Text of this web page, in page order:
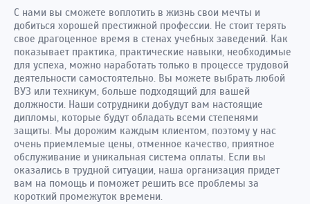
С нами вы сможете воплотить в жизнь свои мечты и
добиться хорошей престижной профессии. Не стоит терять
свое драгоценное время в стенах учебных заведений. Как
показывает практика, практические навыки, необходимые
для успеха, можно наработать только в процессе трудовой
деятельности самостоятельно. Вы можете выбрать любой
ВУЗ или техникум, больше подходящий для вашей
должности. Наши сотрудники добудут вам настоящие
дипломы, которые будут обладать всеми степенями
защиты. Мы дорожим каждым клиентом, поэтому у нас
очень приемлемые цены, отменное качество, приятное
обслуживание и уникальная система оплаты. Если вы
оказались в трудной ситуации, наша организация придет
вам на помощь и поможет решить все проблемы за
короткий промежуток времени.